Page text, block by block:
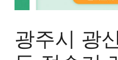
광주시 광